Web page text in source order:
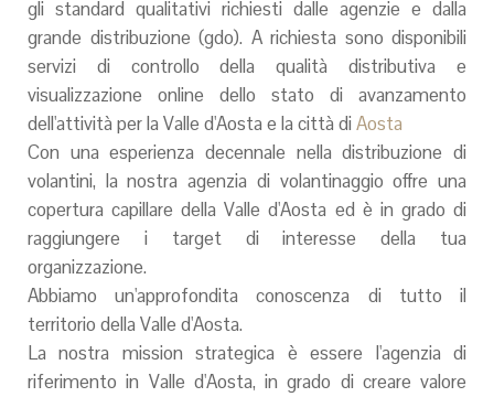
gli standard qualitativi richiesti dalle agenzie e dalla
grande distribuzione (gdo). A richiesta sono disponibili
servizi di controllo della qualità distributiva e
visualizzazione online dello stato di avanzamento
dell'attività per la Valle d'Aosta e la città di Aosta
Con una esperienza decennale nella distribuzione di
volantini, la nostra agenzia di volantinaggio offre una
copertura capillare della Valle d'Aosta ed è in grado di
raggiungere i target di interesse della tua
organizzazione.
Abbiamo un'approfondita conoscenza di tutto il
territorio della Valle d'Aosta.
La nostra mission strategica è essere l'agenzia di
riferimento in Valle d'Aosta, in grado di creare valore